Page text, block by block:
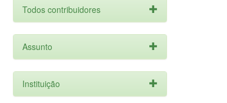
Todos contribuidores
Assunto
Instituição